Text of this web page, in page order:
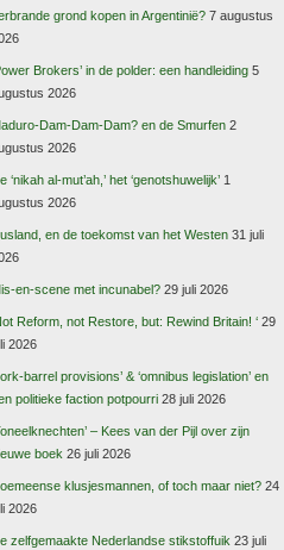
grond kopen in Argentinië? 7 augustus
Brokers’ in de polder: een handleiding 5
2026
Dam-Dam-Dam? en de Smurfen 2
2026
‘nikah al-mut’ah,’ het ‘genotshuwelijk’ 1
2026
en de toekomst van het Westen 31 juli
en-scene met incunabel? 29 juli 2026
Reform, not Restore, but: Rewind Britain! ‘ 29
2026
barrel provisions’ & ‘omnibus legislation’ en
politieke faction potpourri 28 juli 2026
– Kees van der Pijl over zijn
boek 26 juli 2026
klusjesmannen, of toch maar niet? 24
2026
zelfgemaakte Nederlandse stikstoffuik 23 juli